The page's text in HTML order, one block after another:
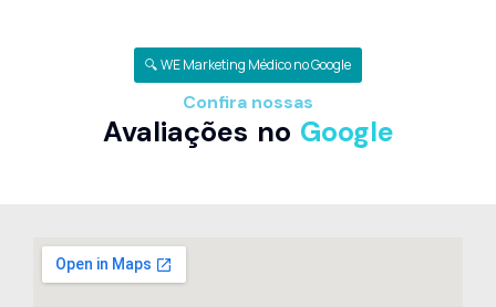
🔍 WE Marketing Médico no Google
Confira nossas
Avaliações no Google